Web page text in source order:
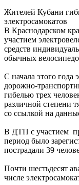
Жителей Кубани
электросамокатов
В Краснодарском
участием
средств
обычных
С начала этого года
дорожно-
гибелью трех
различной степени
со ссылкой на
В ДТП с участием
период было
пострадали 39
Почти шестьдесят
числе